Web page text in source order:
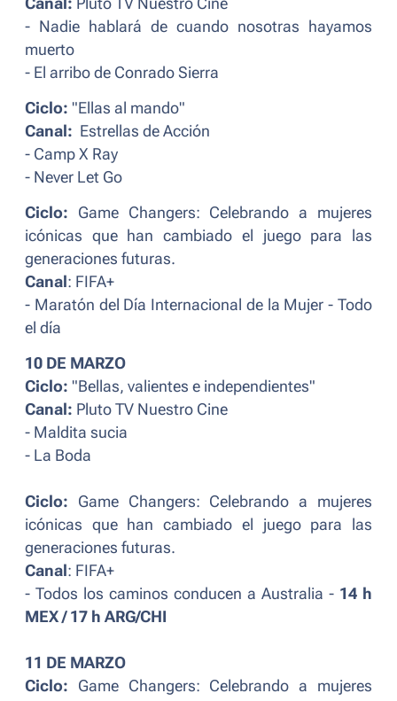
Canal: Pluto TV Nuestro Cine
- Nadie hablará de cuando nosotras hayamos
muerto
- El arribo de Conrado Sierra
Ciclo: "Ellas al mando"
Canal: Estrellas de Acción
- Camp X Ray
- Never Let Go
Ciclo: Game Changers: Celebrando a mujeres
icónicas que han cambiado el juego para las
generaciones futuras.
Canal : FIFA+
- Maratón del Día Internacional de la Mujer - Todo
el día
10 DE MARZO
Ciclo: "Bellas, valientes e independientes"
Canal: Pluto TV Nuestro Cine
- Maldita sucia
- La Boda
Ciclo: Game Changers: Celebrando a mujeres
icónicas que han cambiado el juego para las
generaciones futuras.
Canal : FIFA+
- Todos los caminos conducen a Australia - 14 h
MEX / 17 h ARG/CHI
11 DE MARZO
Ciclo: Game Changers: Celebrando a mujeres